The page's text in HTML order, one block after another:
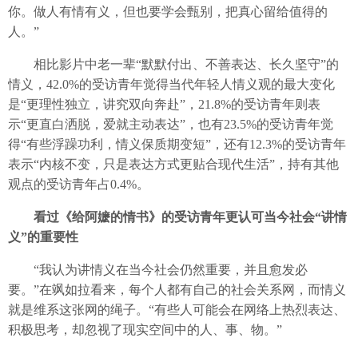
你。做人有情有义，但也要学会甄别，把真心留给值得的
人。”
相比影片中老一辈“默默付出、不善表达、长久坚守”的
情义，42.0%的受访青年觉得当代年轻人情义观的最大变化
是“更理性独立，讲究双向奔赴”，21.8%的受访青年则表
示“更直白洒脱，爱就主动表达”，也有23.5%的受访青年觉
得“有些浮躁功利，情义保质期变短”，还有12.3%的受访青年
表示“内核不变，只是表达方式更贴合现代生活”，持有其他
观点的受访青年占0.4%。
看过《给阿嬷的情书》的受访青年更认可当今社会“讲情
义”的重要性
“我认为讲情义在当今社会仍然重要，并且愈发必
要。”在飒如拉看来，每个人都有自己的社会关系网，而情义
就是维系这张网的绳子。“有些人可能会在网络上热烈表达、
积极思考，却忽视了现实空间中的人、事、物。”